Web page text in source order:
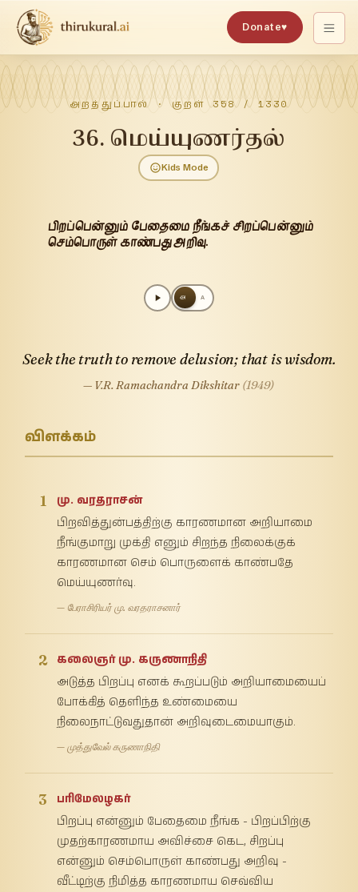
Donate♥
அறத்துப்பால்· குறள்358/ 1330
36.மெய்யுணர்தல்
Kids Mode
பிறப்பென்னும் பேதைமை நீங்கச் சிறப்பென்னும்
செம்பொருள் காண்பது அறிவு.
அ A
Seek the truth to remove delusion; that is wisdom.
— V.R. Ramachandra Dikshitar (1949)
விளக்கம்
1
மு. வரதராசன்
பிறவித்துன்பத்திற்கு காரணமான அறியாமை
நீங்குமாறு முக்தி எனும் சிறந்த நிலைக்குக்
காரணமான செம் பொருளைக் காண்பதே
மெய்யுணர்வு.
— பேராசிரியர் மு. வரதராசனார்
2
கலைஞர் மு. கருணாநிதி
அடுத்த பிறப்பு எனக் கூறப்படும் அறியாமையைப்
போக்கித் தெளிந்த உண்மையை
நிலைநாட்டுவதுதான் அறிவுடைமையாகும்.
— முத்துவேல் கருணாநிதி
3
பரிமேலழகர்
பிறப்பு என்னும் பேதைமை நீங்க - பிறப்பிற்கு
முதற்காரணமாய அவிச்சை கெட, சிறப்பு
என்னும் செம்பொருள் காண்பது அறிவு -
வீட்டிற்கு நிமித்த காரணமாய செவ்விய